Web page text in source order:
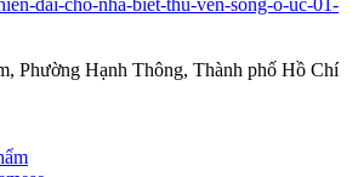
Phường Hạnh Thông, Thành phố Hồ Chí